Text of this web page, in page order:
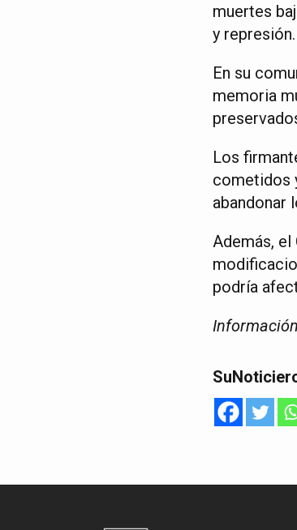
muertes
y represión.
En su
memoria
Los
cometidos
abandonar
Además,
podría